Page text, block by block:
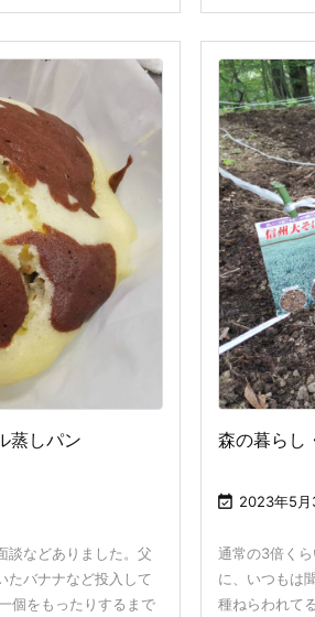
蒸しパン
などありました。父
たバナナなど投入して
個をもったりするまで
森の暮らし
 2023年5月
通常の3倍く
に、いつもは
種ねらわれて